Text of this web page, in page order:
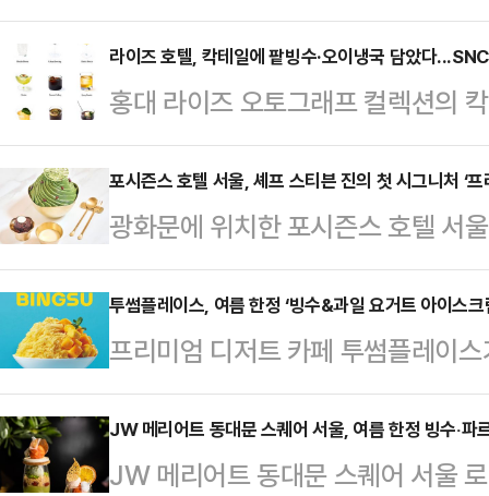
팝빙수'의 팝(POP)은 '팝'콘 빙수,
등 3종을 유쾌한 언어유희로 아우
양한 토핑을 활용해 색다른 맛과 즐
라멜 팝콘 빙수’는 곱게 갈린 부드
달콤 짭조름한 솔티 카라멜 소스를
이며, 빙수 위에 카라멜이 코팅된
라이즈 호텔, 칵테일에 팥빙수·오이냉국 담았다
홍대 라이즈 오토그래프 컬렉션의
로운 시즌을 맞아 시그니처 칵테일
혁신적인 메뉴로 방문객들에게 새
업은 팥빙수, 오이냉국, 멕시칸 나
로 재해석한 독창적인 메뉴로 구성
뉴는 ‘팥빙주(Pat Bing Ju)’, ‘블
딧(Spicy Bandit)’ 등이다.‘팥빙주
포시즌스 호텔 서울, 셰프 스티븐 진의 첫 시그니처 ‘
광화문에 위치한 포시즌스 호텔 서
스트리 셰프 스티븐 진(Steven
2종을 선보인다.5월 1일부터 9월
볼 수 있는 이번 프리미엄 빙수 2종
(Classic)’을 테마로, 국내산 제철
특징이다. 모든 메뉴는 글루텐 프
미와 부드러운 식감을 자랑한다.
투썸플레이스, 여름 한정 ‘빙수&과일 요거트 아이스크
프리미엄 디저트 카페 투썸플레이
게 즐길 수 있는 빙수(3종)와 과일
무더위로 입맛을 잃기 쉬운 여름철,
디저트는 단연 인기다. 이에 투썸플
JW 메리어트 동대문 스퀘어 서울, 여름 한정 빙수‧파
JW 메리어트 동대문 스퀘어 서울